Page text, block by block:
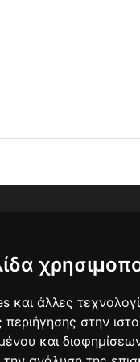
και άλλες
περιήγησης στην
και